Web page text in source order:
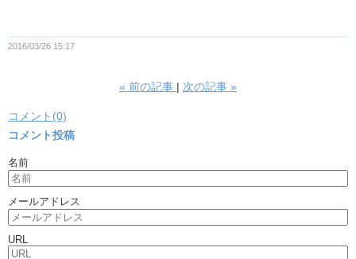
2016/03/26 15:17
« 前の記事 次の記事 »
コメント(0)
コメント投稿
名前
メールアドレス
URL